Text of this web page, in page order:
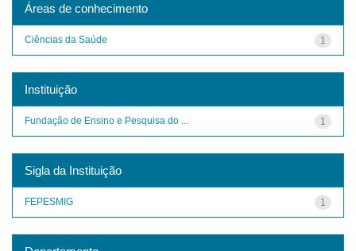
Áreas de conhecimento
1
Ciências da Saúde
Instituição
1
Fundação de Ensino e Pesquisa do ...
Sigla da Instituição
1
FEPESMIG